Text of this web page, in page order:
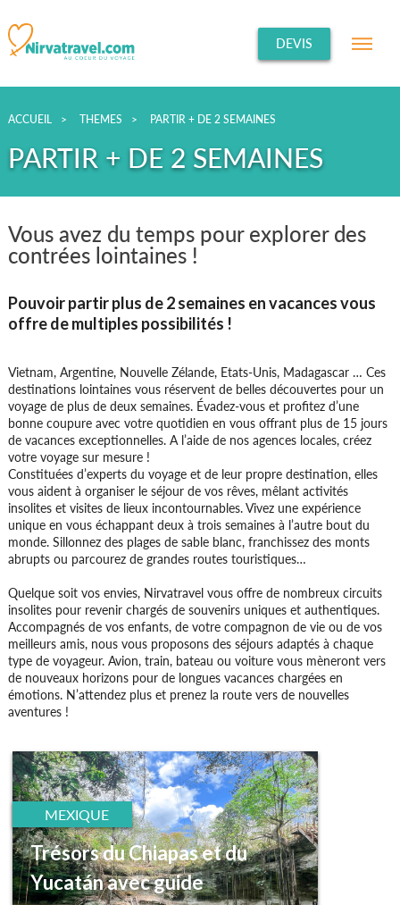
DEVIS
ACCUEIL > THEMES > PARTIR + DE 2 SEMAINES
PARTIR + DE 2 SEMAINES
Vous avez du temps pour explorer des
contrées lointaines !
Pouvoir partir plus de 2 semaines en vacances vous
offre de multiples possibilités !
Vietnam, Argentine, Nouvelle Zélande, Etats-Unis, Madagascar … Ces
destinations lointaines vous réservent de belles découvertes pour un
voyage de plus de deux semaines. Évadez-vous et profitez d’une
bonne coupure avec votre quotidien en vous offrant plus de 15 jours
de vacances exceptionnelles. A l’aide de nos agences locales, créez
votre voyage sur mesure !
Constituées d’experts du voyage et de leur propre destination, elles
vous aident à organiser le séjour de vos rêves, mêlant activités
insolites et visites de lieux incontournables. Vivez une expérience
unique en vous échappant deux à trois semaines à l’autre bout du
monde. Sillonnez des plages de sable blanc, franchissez des monts
abrupts ou parcourez de grandes routes touristiques…
Quelque soit vos envies, Nirvatravel vous offre de nombreux circuits
insolites pour revenir chargés de souvenirs uniques et authentiques.
Accompagnés de vos enfants, de votre compagnon de vie ou de vos
meilleurs amis, nous vous proposons des séjours adaptés à chaque
type de voyageur. Avion, train, bateau ou voiture vous mèneront vers
de nouveaux horizons pour de longues vacances chargées en
émotions. N’attendez plus et prenez la route vers de nouvelles
aventures !
MEXIQUE
Trésors du Chiapas et du
Yucatán avec guide